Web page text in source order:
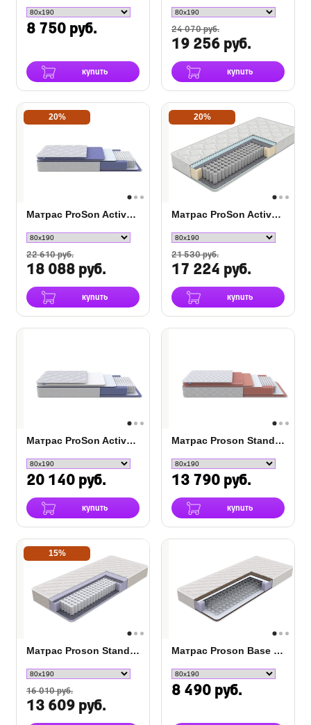
8 750 руб.
купить
24 070 руб.
19 256 руб.
купить
20%
Матрас ProSon Active F
22 610 руб.
18 088 руб.
купить
20%
Матрас ProSon Active M
21 530 руб.
17 224 руб.
купить
Матрас ProSon Active Duo S/F
20 140 руб.
купить
Матрас Proson Standart Plus M
13 790 руб.
купить
15%
Матрас Proson Standart M
16 010 руб.
13 609 руб.
Матрас Proson Base Bonnell F
8 490 руб.